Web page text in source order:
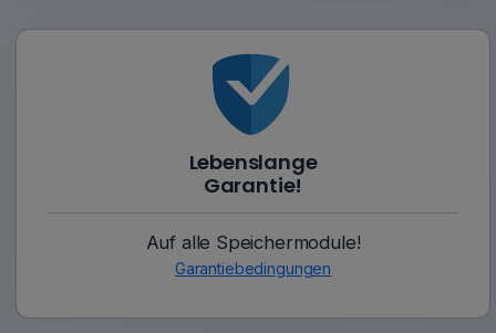
Lebenslange
Garantie!
Auf alle Speichermodule!
Garantiebedingungen